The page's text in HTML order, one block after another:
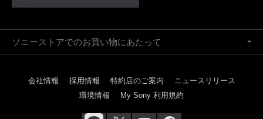
ソニーストアでのお買い物にあたって
会社情報 採用情報 特約店のご案内
ニュースリリース
環境情報
My Sony 利用規約